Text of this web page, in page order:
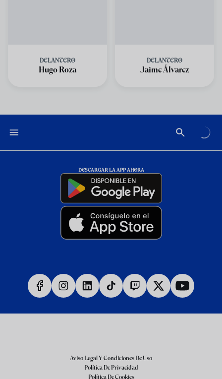
DELANTERO
Hugo Roza
DELANTERO
Jaime Álvarez
DESCARGAR LA APP AHORA
Aviso Legal Y Condiciones De Uso
Política De Privacidad
Política De Cookies